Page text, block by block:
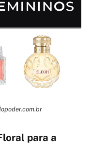
para a